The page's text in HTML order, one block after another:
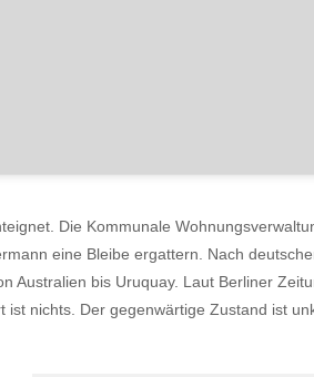
Die Kommunale
eine Bleibe ergattern. Nach
Australien bis Uruquay. Laut Berliner
ist nichts. Der gegenwärtige Zustand ist